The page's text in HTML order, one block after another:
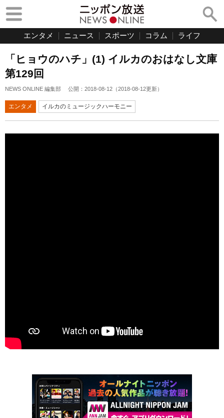
エンタメ ニュース スポーツ コラム ライフ
「ヒョウのハチ」(1) イルカのおはなし文庫
第129回
NEWS ONLINE 編集部 公開： 2018-08-12 （2018-08-12更新）
エンタメ イルカのミュージックハーモニー